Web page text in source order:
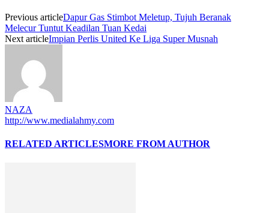
Previous articleDapur Gas Stimbot Meletup, Tujuh Beranak
Melecur Tuntut Keadilan Tuan Kedai
Next articleImpian Perlis United Ke Liga Super Musnah
NAZA
http://www.medialahmy.com
RELATED ARTICLESMORE FROM AUTHOR